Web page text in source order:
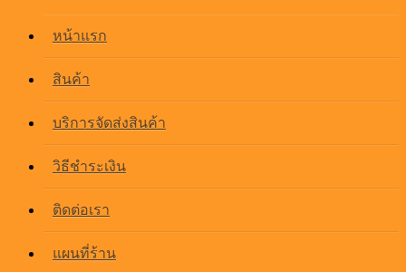
หน้าแรก
สินค้า
บริการจัดส่งสินค้า
วิธีชำระเงิน
ติดต่อเรา
แผนที่ร้าน